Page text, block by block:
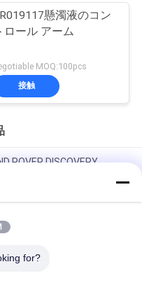
懸濁液のコン
ロール アーム
MOQ:100pcs
接触
ROVER DISCOVERY
MOUNT FOR LAND
for?